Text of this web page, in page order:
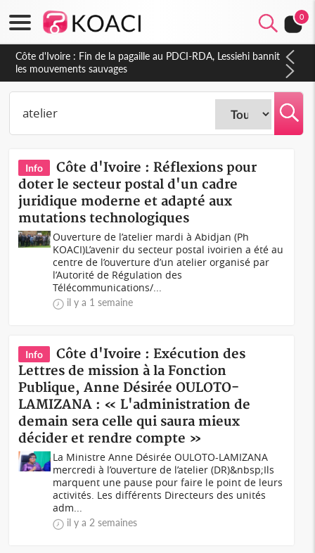
0
Côte d'Ivoire : Fin de la pagaille au PDCI-RDA, Lessiehi bannit
les mouvements sauvages
Info
Côte d'Ivoire : Réflexions pour
doter le secteur postal d'un cadre
juridique moderne et adapté aux
mutations technologiques
Ouverture de l’atelier mardi à Abidjan (Ph
KOACI)L’avenir du secteur postal ivoirien a été au
centre de l’ouverture d’un atelier organisé par
l’Autorité de Régulation des
Télécommunications/...
il y a 1 semaine
Info
Côte d'Ivoire : Exécution des
Lettres de mission à la Fonction
Publique, Anne Désirée OULOTO-
LAMIZANA : « L'administration de
demain sera celle qui saura mieux
décider et rendre compte »
La Ministre Anne Désirée OULOTO-LAMIZANA
mercredi à l’ouverture de l’atelier (DR)&nbsp;Ils
marquent une pause pour faire le point de leurs
activités. Les différents Directeurs des unités
adm...
il y a 2 semaines